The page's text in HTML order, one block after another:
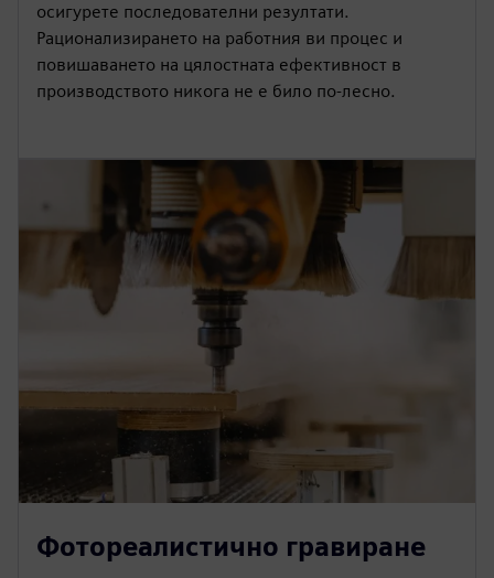
осигурете последователни резултати.
Рационализирането на работния ви процес и
повишаването на цялостната ефективност в
производството никога не е било по-лесно.
Фотореалистично гравиране